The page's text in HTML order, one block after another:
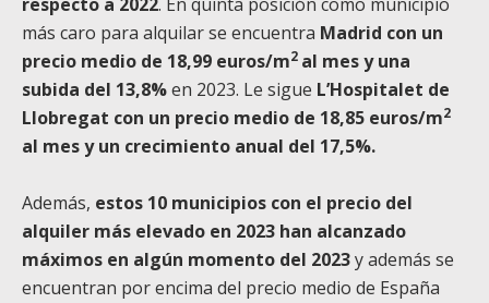
más caro para alquilar se encuentra Madrid con un
precio medio de 18,99 euros/m2 al mes y una
subida del 13,8%en 2023. Le sigue L’Hospitalet de
Llobregat con un precio medio de 18,85 euros/m2
al mes y un crecimiento anual del 17,5%.
Además, estos 10 municipios con el precio del
alquiler más elevado en 2023 han alcanzado
máximos en algún momento del 2023y además se
encuentran por encima del precio medio de España